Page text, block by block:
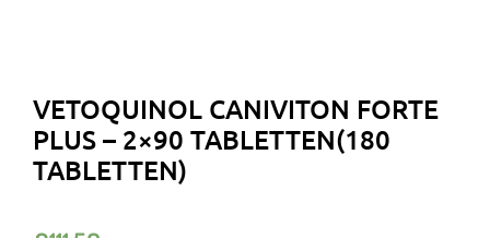
VETOQUINOL CANIVITON FORTE
PLUS – 2×90 TABLETTEN(180
TABLETTEN)